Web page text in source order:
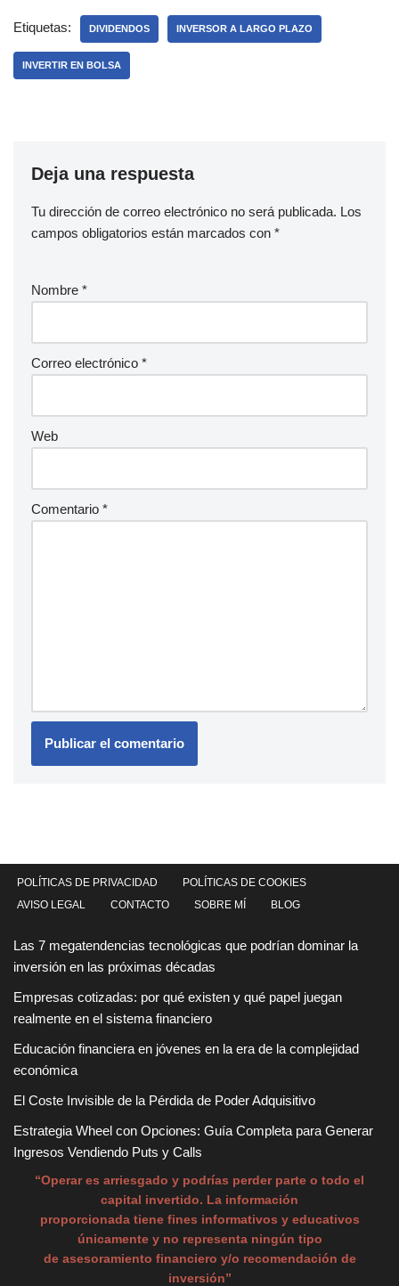
Etiquetas: DIVIDENDOS INVERSOR A LARGO PLAZO
INVERTIR EN BOLSA
Deja una respuesta
Tu dirección de correo electrónico no será publicada. Los
campos obligatorios están marcados con *
Nombre *
Correo electrónico *
Web
Comentario *
POLÍTICAS DE PRIVACIDAD
POLÍTICAS DE COOKIES
AVISO LEGAL
CONTACTO SOBRE MÍ BLOG
Las 7 megatendencias tecnológicas que podrían dominar la
inversión en las próximas décadas
Empresas cotizadas: por qué existen y qué papel juegan
realmente en el sistema financiero
Educación financiera en jóvenes en la era de la complejidad
económica
El Coste Invisible de la Pérdida de Poder Adquisitivo
Estrategia Wheel con Opciones: Guía Completa para Generar
Ingresos Vendiendo Puts y Calls
“Operar es arriesgado y podrías perder parte o todo el
capital invertido. La información
proporcionada tiene fines informativos y educativos
únicamente y no representa ningún tipo
de asesoramiento financiero y/o recomendación de
inversión”